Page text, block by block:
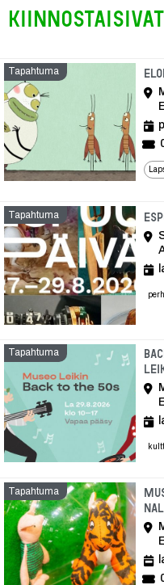
Tapahtuma
Tapahtuma
Tapahtuma
Tapahtuma